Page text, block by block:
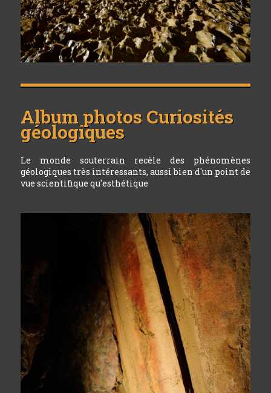
Album photos Curiosités
géologiques
Le monde souterrain recèle des phénomènes
géologiques très intéressants, aussi bien d'un point de
vue scientifique qu'esthétique